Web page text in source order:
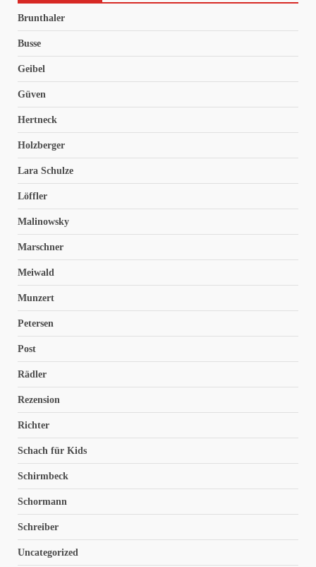
Brunthaler
Busse
Geibel
Güven
Hertneck
Holzberger
Lara Schulze
Löffler
Malinowsky
Marschner
Meiwald
Munzert
Petersen
Post
Rädler
Rezension
Richter
Schach für Kids
Schirmbeck
Schormann
Schreiber
Uncategorized